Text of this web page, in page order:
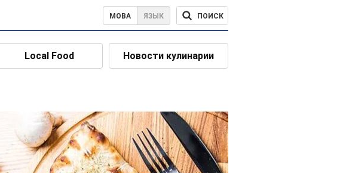
МОВА ЯЗЫК ПОИСК
Local Food Новости кулинарии